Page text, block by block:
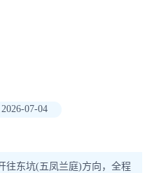
07-04
往东坑(五凤兰庭)方向，全程